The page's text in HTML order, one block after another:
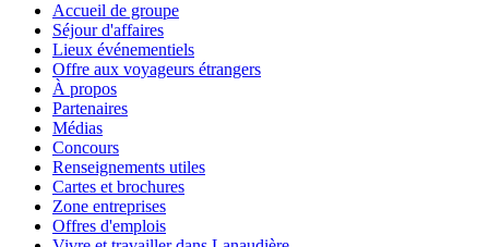
Accueil de groupe
Séjour d'affaires
Lieux événementiels
Offre aux voyageurs étrangers
À propos
Partenaires
Médias
Concours
Renseignements utiles
Cartes et brochures
Zone entreprises
Offres d'emplois